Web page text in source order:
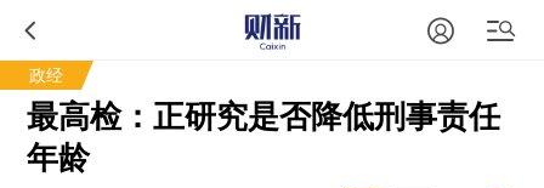
政经
最高检：正研究是否降低刑事责任
年龄